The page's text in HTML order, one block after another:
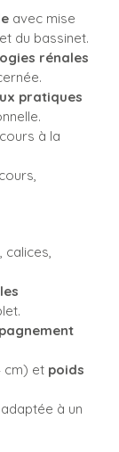
avec mise
du bassinet.
rénales
pratiques
à la
calices,
cm) et poids
à un